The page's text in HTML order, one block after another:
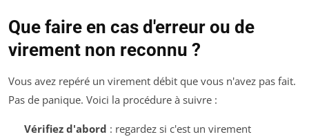
Que faire en cas d'erreur ou de
virement non reconnu ?
Vous avez repéré un virement débit que vous n'avez pas fait.
Pas de panique. Voici la procédure à suivre :
Vérifiez d'abord : regardez si c'est un virement